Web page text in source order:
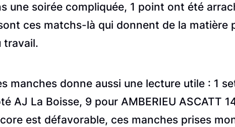
une soirée compliquée, 1 point ont été
ces matchs-là qui donnent de la matière
travail.
manches donne aussi une lecture utile : 1
AJ La Boisse, 9 pour AMBERIEU ASCATT
est défavorable, ces manches prises